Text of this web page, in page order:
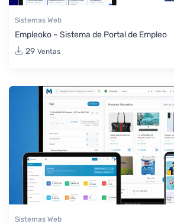
Sistemas Web
Empleoko – Sistema de Portal de Empleo
29 Ventas
Sistemas Web